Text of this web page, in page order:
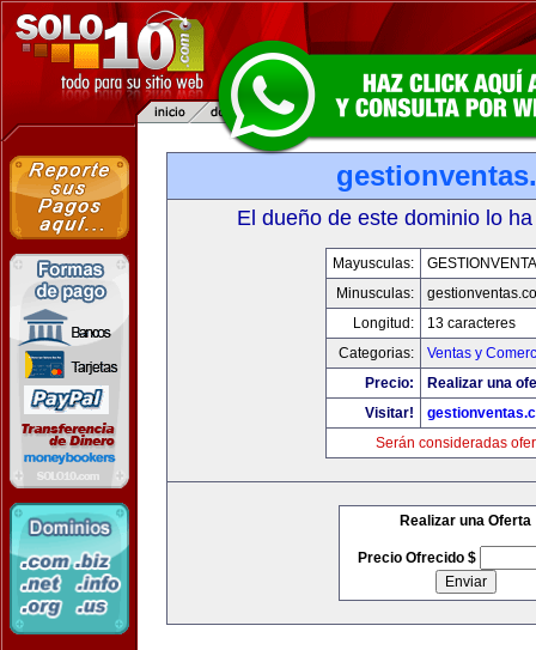
El dueño de este dominio lo
Mayusculas:
Minusculas:
Longitud:
13 caracteres
Categorias:
Ventas y
Precio:
Realizar una
Visitar!
Serán consideradas
Realizar una Oferta
Precio Ofrecido $